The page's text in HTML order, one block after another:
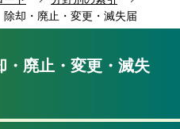
却・廃止・変更・滅失届
廃止・変更・滅失